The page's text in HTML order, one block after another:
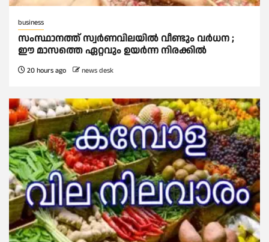
business
സംസ്ഥാനത്ത് സ്വര്‍ണവിലയില്‍ വീണ്ടും വര്‍ധന ;
ഈ മാസത്തെ ഏറ്റവും ഉയര്‍ന്ന നിരക്കില്‍
20 hours ago news desk